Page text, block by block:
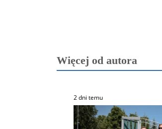
Więcej od autora
2 dni temu